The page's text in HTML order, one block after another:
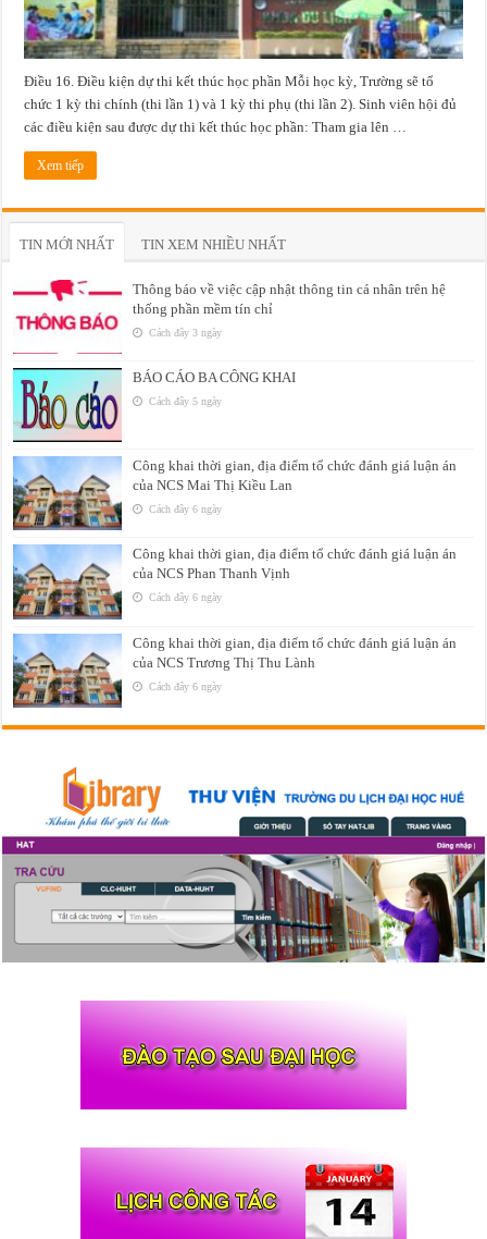
Điều 16. Điều kiện dự thi kết thúc học phần Mỗi học kỳ, Trường sẽ tổ
chức 1 kỳ thi chính (thi lần 1) và 1 kỳ thi phụ (thi lần 2). Sinh viên hội đủ
các điều kiện sau được dự thi kết thúc học phần: Tham gia lên …
Xem tiếp
TIN MỚI NHẤT TIN XEM NHIỀU NHẤT
Thông báo về việc cập nhật thông tin cá nhân trên hệ
thống phần mềm tín chỉ
Cách đây 3 ngày
BÁO CÁO BA CÔNG KHAI
Cách đây 5 ngày
Công khai thời gian, địa điểm tổ chức đánh giá luận án
của NCS Mai Thị Kiều Lan
Cách đây 6 ngày
Công khai thời gian, địa điểm tổ chức đánh giá luận án
của NCS Phan Thanh Vịnh
Cách đây 6 ngày
Công khai thời gian, địa điểm tổ chức đánh giá luận án
của NCS Trương Thị Thu Lành
Cách đây 6 ngày